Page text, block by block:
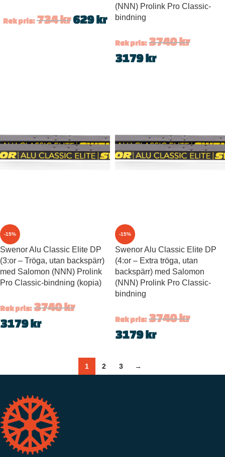
Rek pris: 734kr629kr
(NNN) Prolink Pro Classic-
bindning
Rek pris: 3740kr
3179kr
-15%
Swenor Alu Classic Elite DP
(3:or – Tröga, utan backspärr)
med Salomon (NNN) Prolink
Pro Classic-bindning (kopia)
Rek pris: 3740kr
3179kr
-15%
Swenor Alu Classic Elite DP
(4:or – Extra tröga, utan
backspärr) med Salomon
(NNN) Prolink Pro Classic-
bindning
Rek pris: 3740kr
3179kr
1 2 3 →